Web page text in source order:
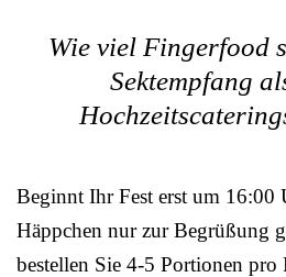
Wie viel Fingerfood
Sektempfang
Beginnt Ihr Fest erst um 16:00
Häppchen nur zur Begrüßung
bestellen Sie 4-5 Portionen pro